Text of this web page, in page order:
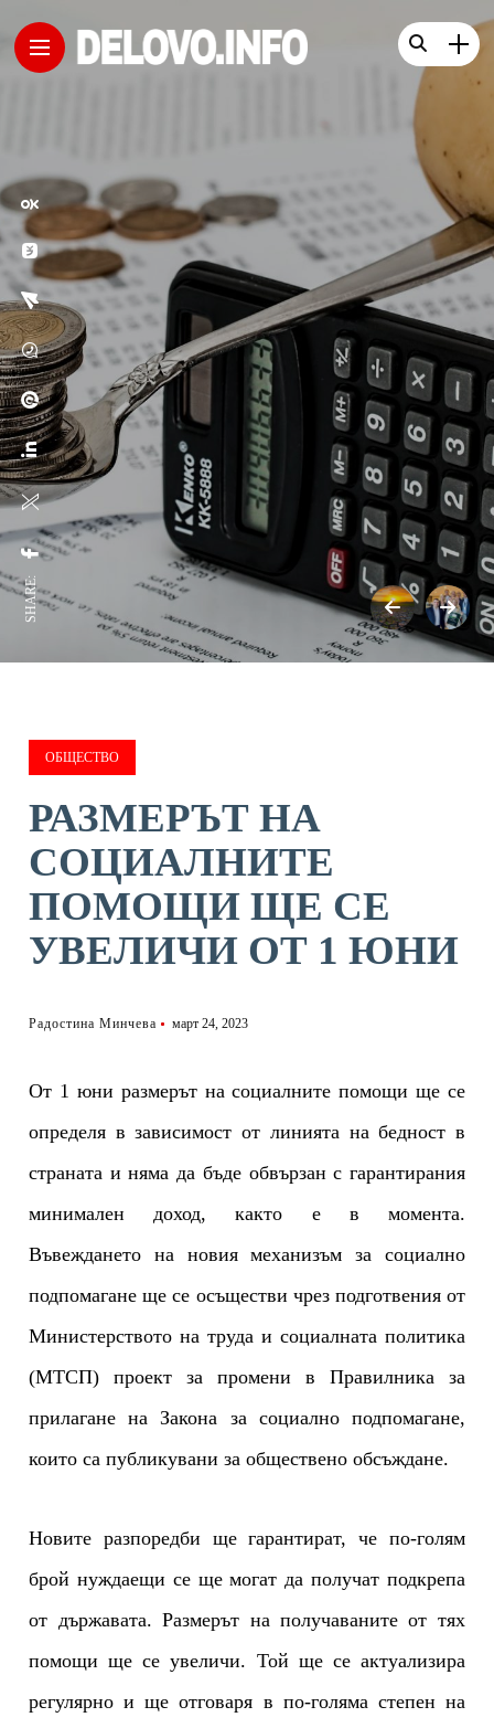
SHARE:
ОБЩЕСТВО
РАЗМЕРЪТ НА
СОЦИАЛНИТЕ
ПОМОЩИ ЩЕ СЕ
УВЕЛИЧИ ОТ 1 ЮНИ
Радостина Минчева март 24, 2023
От 1 юни размерът на социалните помощи ще се
определя в зависимост от линията на бедност в
страната и няма да бъде обвързан с гарантирания
минимален доход, както е в момента.
Въвеждането на новия механизъм за социално
подпомагане ще се осъществи чрез подготвения от
Министерството на труда и социалната политика
(МТСП) проект за промени в Правилника за
прилагане на Закона за социално подпомагане,
които са публикувани за обществено обсъждане.
Новите разпоредби ще гарантират, че по-голям
брой нуждаещи се ще могат да получат подкрепа
от държавата. Размерът на получаваните от тях
помощи ще се увеличи. Той ще се актуализира
регулярно и ще отговаря в по-голяма степен на